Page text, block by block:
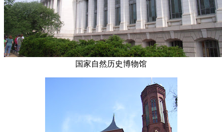
国家自然历史博物馆